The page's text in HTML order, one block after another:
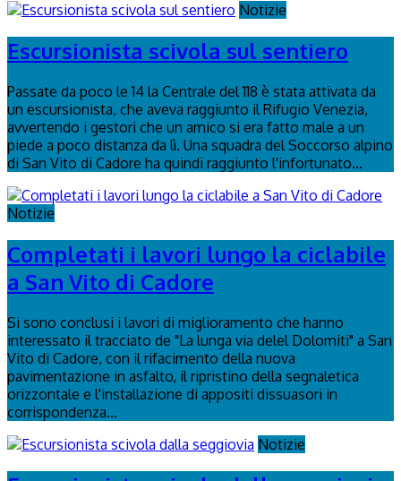
Notizie
Escursionista scivola sul sentiero
Passate da poco le 14 la Centrale del 118 è stata attivata da
un escursionista, che aveva raggiunto il Rifugio Venezia,
avvertendo i gestori che un amico si era fatto male a un
piede a poco distanza da lì. Una squadra del Soccorso alpino
di San Vito di Cadore ha quindi raggiunto l'infortunato...
Notizie
Completati i lavori lungo la ciclabile
a San Vito di Cadore
Si sono conclusi i lavori di miglioramento che hanno
interessato il tracciato de "La lunga via delel Dolomiti" a San
Vito di Cadore, con il rifacimento della nuova
pavimentazione in asfalto, il ripristino della segnaletica
orizzontale e l'installazione di appositi dissuasori in
corrispondenza...
Notizie